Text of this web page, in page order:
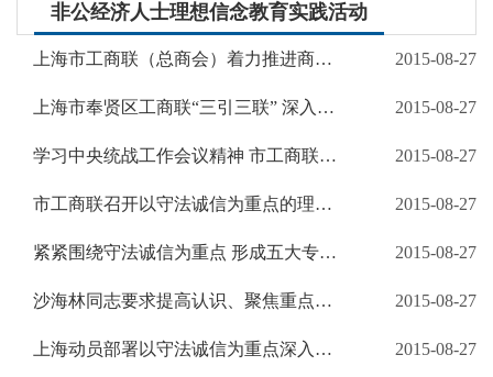
非公经济人士理想信念教育实践活动
上海市工商联（总商会）着力推进商会诚信体系建设 积极引导企业诚实守信、规范经营 2015-08-27
上海市奉贤区工商联“三引三联” 深入推进非公有制经济人士理想信念教育实践活动 2015-08-27
学习中央统战工作会议精神 市工商联召开部分区县工商联党组书记座谈会 推进以守法诚信为重点的理想信念教育实践活动扎实开展 2015-08-27
市工商联召开以守法诚信为重点的理想信念 教育实践活动民营企业家代表座谈会 2015-08-27
紧紧围绕守法诚信为重点 形成五大专题33项主要工作 中共上海市委统战部、市工商联联合印发《实施方案》 2015-08-27
沙海林同志要求提高认识、聚焦重点、加强领导 以守法诚信为重点深入开展上海市非公有制经济 人士理想信念教育实践活动 2015-08-27
上海动员部署以守法诚信为重点深入开展非公有制 经济人士理想信念教育实践活动 2015-08-27